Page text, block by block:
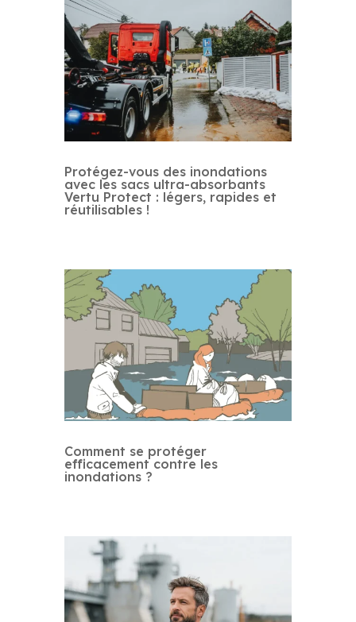
Protégez-vous des inondations
avec les sacs ultra-absorbants
Vertu Protect : légers, rapides et
réutilisables !
Comment se protéger
efficacement contre les
inondations ?